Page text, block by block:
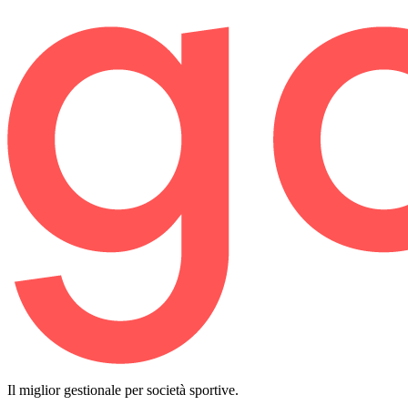
Il miglior gestionale per società sportive.